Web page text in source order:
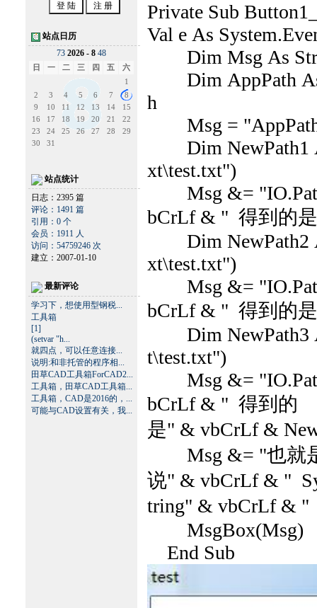
站点日历
73 2026 - 8 48
日 一 二 三 四 五
六
1
2
3 4 5 6 7
8
9
10 11 12 13 14
15
16
17 18 19 20 21
22
23
24 25 26 27 28
29
30
31
站点统计
日志：2395 篇
评论：1491 篇
引用：0 个
会员：1911 人
访问：54759246 次
建立：2007-01-10
最新评论
学习下，想使用型钢税...
工具箱
[1]
(setvar "h...
就四点，可以任意连接...
说明:和非托管的程序相...
田草CAD工具箱ForCAD2...
工具箱，田草CAD工具箱...
工具箱，CAD是2016的，...
可能与CAD设置有关，我...
Private Sub
Val e As
Dim Msg As
Dim AppPath As
h
Msg =
Dim NewPath1
xt\test.txt")
Msg &=
bCrLf & " 得到的
Dim NewPath2
xt\test.txt")
Msg &=
bCrLf & " 得到的
Dim NewPath3
t\test.txt")
Msg &=
bCrLf & " 得到的
是" & vbCrLf &
Msg &= "也就
说" & vbCrLf & "
tring" & vbCrLf &
MsgBox(Msg)
End Sub